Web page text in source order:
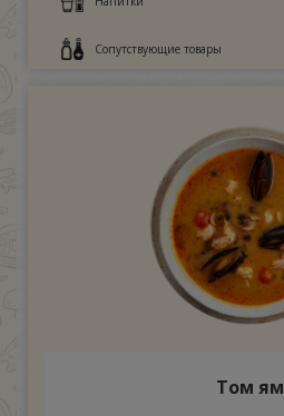
Сопутствующие товары
Том ям